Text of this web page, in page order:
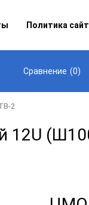
Политика
Сравнение (0)
2